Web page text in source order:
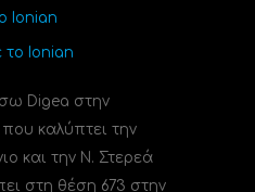
Ionian
το Ionian
Digea στην
καλύπτει την
και την Ν. Στερεά
στη θέση 673 στην